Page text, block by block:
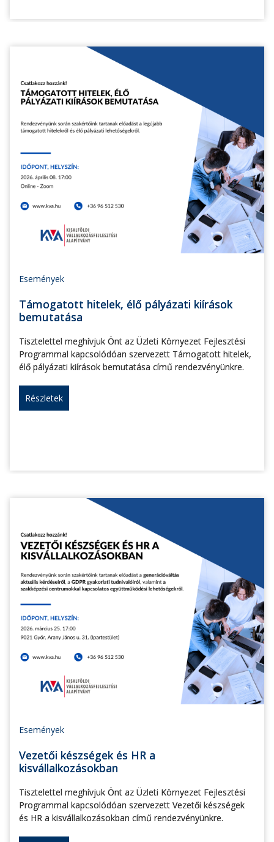
Események
Támogatott hitelek, élő pályázati kiírások
bemutatása
Tisztelettel meghívjuk Önt az Üzleti Környezet Fejlesztési
Programmal kapcsolódóan szervezett Támogatott hitelek,
élő pályázati kiírások bemutatása című rendezvényünkre.
Részletek
Események
Vezetői készségek és HR a
kisvállalkozásokban
Tisztelettel meghívjuk Önt az Üzleti Környezet Fejlesztési
Programmal kapcsolódóan szervezett Vezetői készségek
és HR a kisvállalkozásokban című rendezvényünkre.